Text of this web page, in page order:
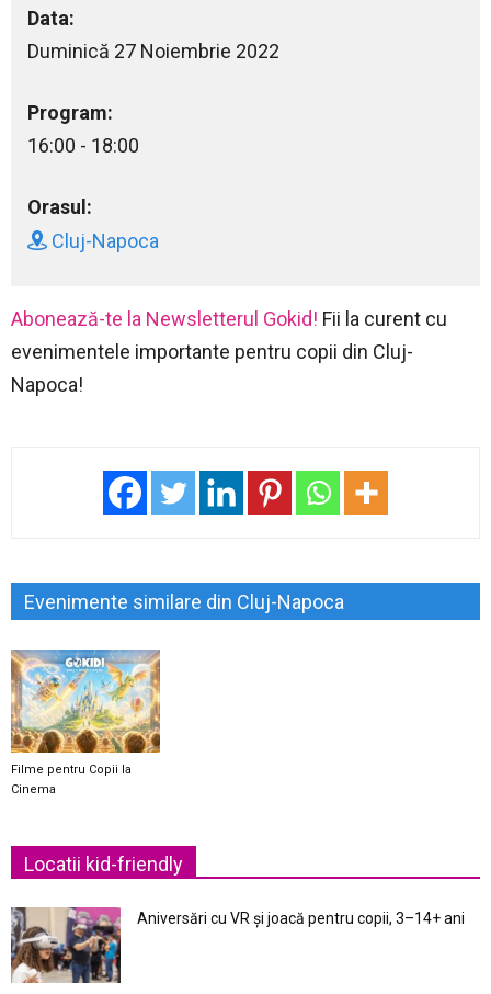
Data:
Duminică 27 Noiembrie 2022
Program:
16:00 - 18:00
Orasul:
Cluj-Napoca
Abonează-te la Newsletterul Gokid! Fii la curent cu
evenimentele importante pentru copii din Cluj-
Napoca!
Evenimente similare din Cluj-Napoca
Filme pentru Copii la
Cinema
Locatii kid-friendly
Aniversări cu VR și joacă pentru copii, 3–14+ ani